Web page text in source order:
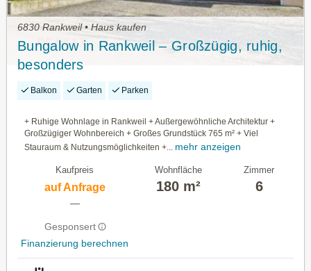
6830 Rankweil • Haus kaufen
Bungalow in Rankweil – Großzügig, ruhig,
besonders
Balkon Garten Parken
+ Ruhige Wohnlage in Rankweil + Außergewöhnliche Architektur +
Großzügiger Wohnbereich + Großes Grundstück 765 m² + Viel
Stauraum & Nutzungsmöglichkeiten +... mehr anzeigen
Kaufpreis
auf Anfrage
—
Gesponsert
Finanzierung berechnen
Wohnfläche
180 m²
Zimmer
6